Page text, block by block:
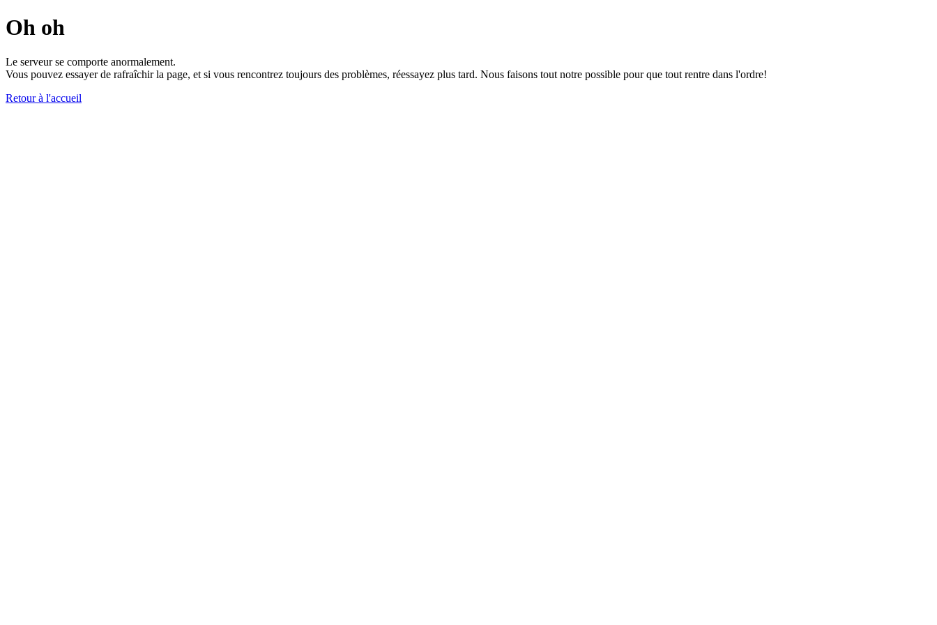
Oh oh
Le serveur se comporte anormalement.
Vous pouvez essayer de rafraîchir la page, et si vous rencontrez toujours des problèmes, réessayez plus tard. Nous faisons tout notre possible pour que tout rentre dans l'ordre!
Retour à l'accueil